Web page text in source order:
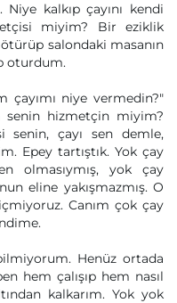
kalkıp çayını kendi
miyim? Bir eziklik
salondaki masanın
oturdum.
çayımı niye vermedin?"
senin hizmetçin miyim?
senin, çayı sen demle,
Epey tartıştık. Yok çay
olmasıymış, yok çay
eline yakışmazmış. O
Canım çok çay
Henüz ortada
hem çalışıp hem nasıl
kalkarım. Yok yok